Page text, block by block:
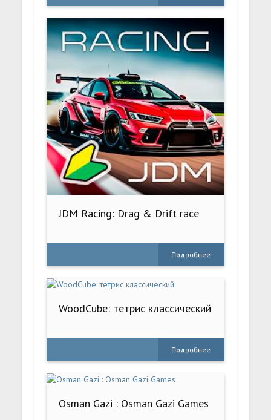
JDM Racing: Drag & Drift race
Подробнее
WoodCube: тетрис классический
Подробнее
Osman Gazi : Osman Gazi Games